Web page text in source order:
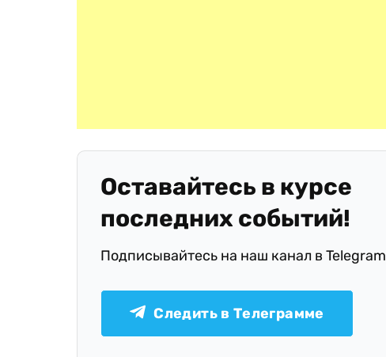
Оставайтесь в курсе
последних событий!
Подписывайтесь на наш канал в Telegram
Следить в Телеграмме